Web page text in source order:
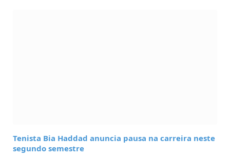
Tenista Bia Haddad anuncia pausa na carreira neste
segundo semestre